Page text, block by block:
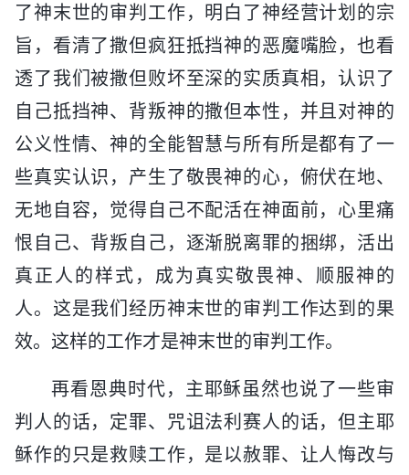
了神末世的审判工作，明白了神经营计划的宗
旨，看清了撒但疯狂抵挡神的恶魔嘴脸，也看
透了我们被撒但败坏至深的实质真相，认识了
自己抵挡神、背叛神的撒但本性，并且对神的
公义性情、神的全能智慧与所有所是都有了一
些真实认识，产生了敬畏神的心，俯伏在地、
无地自容，觉得自己不配活在神面前，心里痛
恨自己、背叛自己，逐渐脱离罪的捆绑，活出
真正人的样式，成为真实敬畏神、顺服神的
人。这是我们经历神末世的审判工作达到的果
效。这样的工作才是神末世的审判工作。
再看恩典时代，主耶稣虽然也说了一些审
判人的话，定罪、咒诅法利赛人的话，但主耶
稣作的只是救赎工作，是以赦罪、让人悔改与